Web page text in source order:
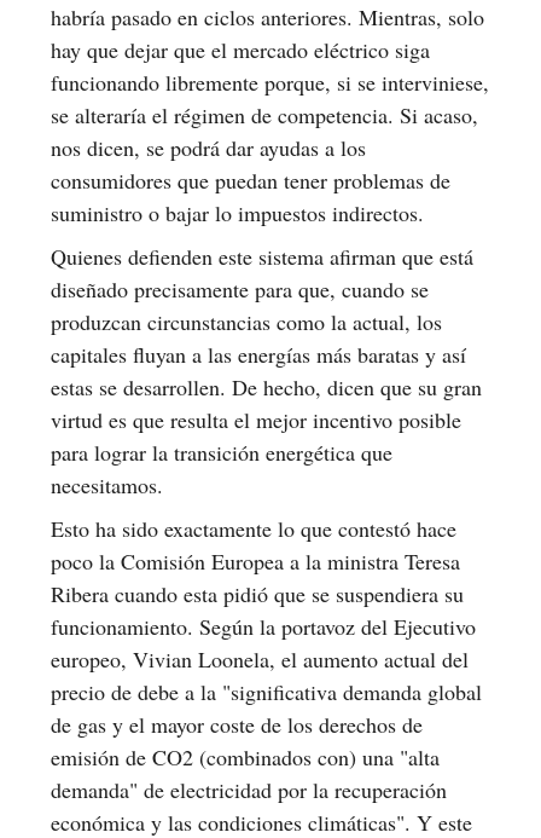
habría pasado en ciclos anteriores. Mientras, solo
hay que dejar que el mercado eléctrico siga
funcionando libremente porque, si se interviniese,
se alteraría el régimen de competencia. Si acaso,
nos dicen, se podrá dar ayudas a los
consumidores que puedan tener problemas de
suministro o bajar lo impuestos indirectos.
Quienes defienden este sistema afirman que está
diseñado precisamente para que, cuando se
produzcan circunstancias como la actual, los
capitales fluyan a las energías más baratas y así
estas se desarrollen. De hecho, dicen que su gran
virtud es que resulta el mejor incentivo posible
para lograr la transición energética que
necesitamos.
Esto ha sido exactamente lo que contestó hace
poco la Comisión Europea a la ministra Teresa
Ribera cuando esta pidió que se suspendiera su
funcionamiento. Según la portavoz del Ejecutivo
europeo, Vivian Loonela, el aumento actual del
precio de debe a la "significativa demanda global
de gas y el mayor coste de los derechos de
emisión de CO2 (combinados con) una "alta
demanda" de electricidad por la recuperación
económica y las condiciones climáticas". Y este